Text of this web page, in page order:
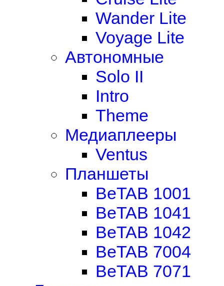
Wander Lite
Voyage Lite
Автономные
Solo II
Intro
Theme
Медиаплееры
Ventus
Планшеты
BeTAB 1001
BeTAB 1041
BeTAB 1042
BeTAB 7004
BeTAB 7071